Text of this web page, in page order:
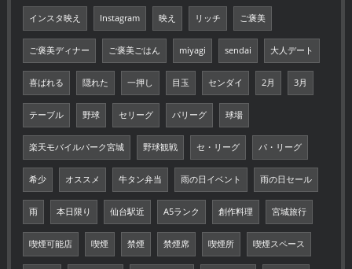
インスタ映え Instagram 映え リッチ ご褒美
ご褒美ディナー ご褒美ごはん miyagi sendai 大人デート
喜ばれる 隠れた 一押し 目玉 センダイ 2月 3月
テーブル 野球 セリーグ パリーグ 球場
楽天モバイルパーク宮城 野球観戦 セ・リーグ パ・リーグ
希少 オススメ 牛タン弁当 雨の日イベント 雨の日セール
雨 本日限り 仙台駅近 A5ランク 創作料理 宮城旅行
喫煙可能店 喫煙 禁煙 禁煙席 喫煙所 喫煙スペース